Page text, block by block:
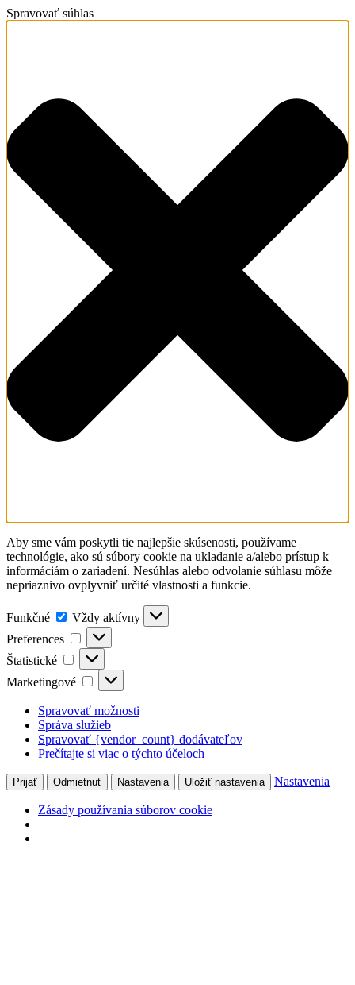
Spravovať súhlas
Aby sme vám poskytli tie najlepšie skúsenosti, používame
technológie, ako sú súbory cookie na ukladanie a/alebo prístup k
informáciám o zariadení. Nesúhlas alebo odvolanie súhlasu môže
nepriaznivo ovplyvniť určité vlastnosti a funkcie.
Funkčné Funkčné
Vždy aktívny
Preferences
Preferences
Štatistické Štatistické
Marketingové Marketingové
Spravovať možnosti
Správa služieb
Spravovať {vendor_count} dodávateľov
Prečítajte si viac o týchto účeloch
Prijať Odmietnuť Nastavenia Uložiť nastavenia Nastavenia
Zásady používania súborov cookie